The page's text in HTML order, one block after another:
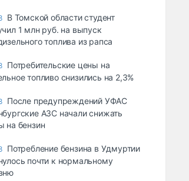
В Томской области студент
1 млн руб. на выпуск
топлива из рапса
Потребительские цены на
топливо снизились на 2,3%
После предупреждений УФАС
АЗС начали снижать
на бензин
Потребление бензина в Удмуртии
почти к нормальному